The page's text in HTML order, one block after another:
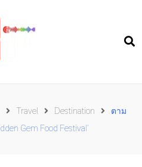
Travel Destination
ตาม
Gem Food Festival’